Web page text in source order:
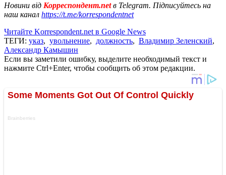
Новини від Корреспондент.netв Telegram. Підписуйтесь на
наш канал https://t.me/korrespondentnet
Читайте Korrespondent.net в Google News
ТЕГИ: указ, увольнение, должность, Владимир Зеленский,
Александр Камышин
Если вы заметили ошибку, выделите необходимый текст и
нажмите Ctrl+Enter, чтобы сообщить об этом редакции.